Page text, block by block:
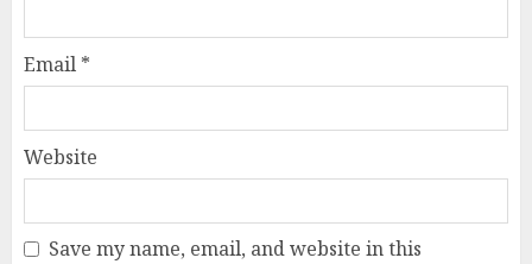
Email *
Website
Save my name, email, and website in this